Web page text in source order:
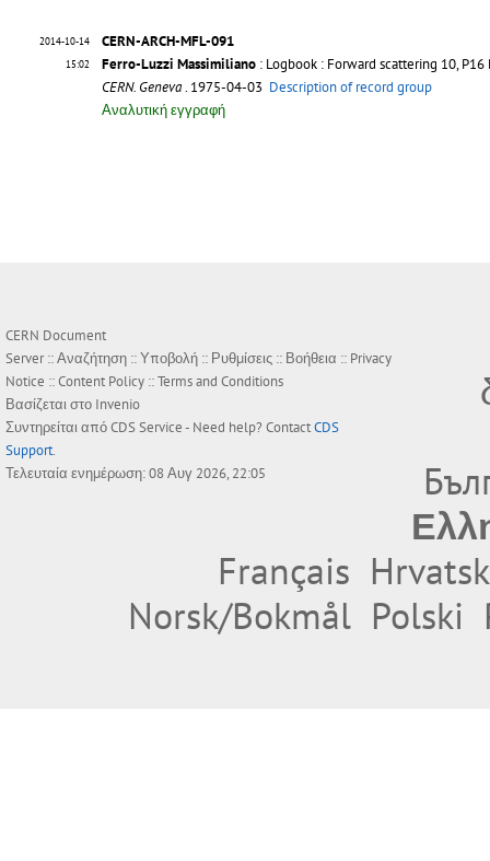
2014-10-14
15:02
CERN-ARCH-MFL-091
Ferro-Luzzi Massimiliano : Logbook : Forward scattering 10,
CERN. Geneva. 1975-04-03 Description of record group
Αναλυτική εγγραφή
CERN Document
Server ::Αναζήτηση ::Υποβολή :: Ρυθμίσεις :: Βοήθεια :: Privacy
Notice ::Content Policy ::Terms and Conditions
Βασίζεται στο Invenio
Συντηρείται απόCDS Service- Need help? ContactCDS
Support.
Τελευταία ενημέρωση: 08 Αυγ 2026, 22:05
Français
Norsk/Bokmål Polski